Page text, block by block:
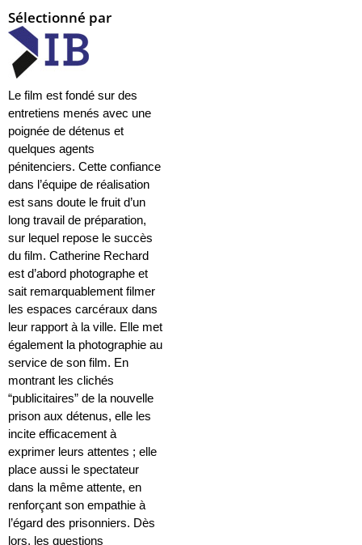
Sélectionné par
Le film est fondé sur des
entretiens menés avec une
poignée de détenus et
quelques agents
pénitenciers. Cette confiance
dans l’équipe de réalisation
est sans doute le fruit d’un
long travail de préparation,
sur lequel repose le succès
du film. Catherine Rechard
est d’abord photographe et
sait remarquablement filmer
les espaces carcéraux dans
leur rapport à la ville. Elle met
également la photographie au
service de son film. En
montrant les clichés
“publicitaires” de la nouvelle
prison aux détenus, elle les
incite efficacement à
exprimer leurs attentes ; elle
place aussi le spectateur
dans la même attente, en
renforçant son empathie à
l’égard des prisonniers. Dès
lors, les questions